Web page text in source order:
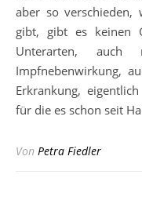
aber so verschieden,
gibt, gibt es keinen
Unterarten, auch
Impfnebenwirkung,
Erkrankung,
für die es schon seit
Von Petra Fiedler